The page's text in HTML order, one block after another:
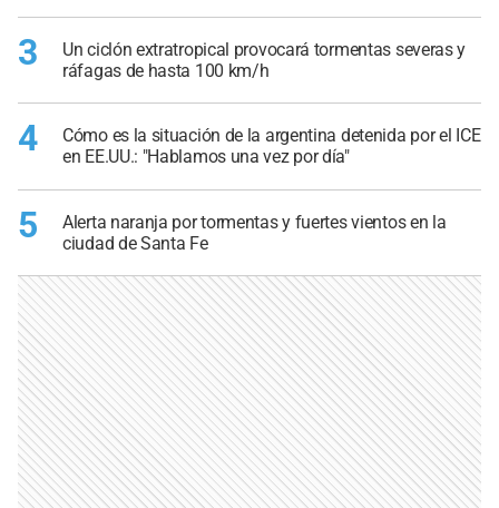
3
Un ciclón extratropical provocará tormentas severas y
ráfagas de hasta 100 km/h
4
Cómo es la situación de la argentina detenida por el ICE
en EE.UU.: "Hablamos una vez por día"
5
Alerta naranja por tormentas y fuertes vientos en la
ciudad de Santa Fe